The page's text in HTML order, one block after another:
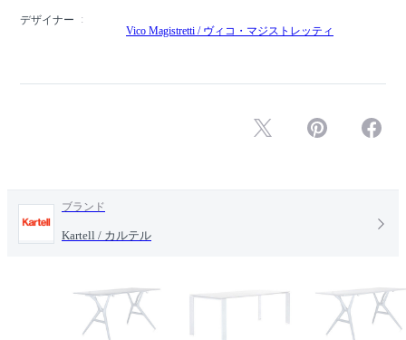
デザイナー
Vico Magistretti / ヴィコ・マジストレッティ
ブランド
Kartell / カルテル